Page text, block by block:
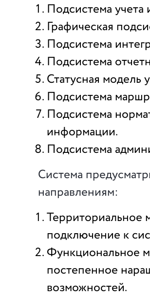
Подсистема учета
Графическая
Подсистема
Подсистема
Статусная модель
Подсистема
Подсистема
информации.
Подсистема
Система
направлениям:
Территориальное
подключение к
Функциональное
постепенное
возможностей.